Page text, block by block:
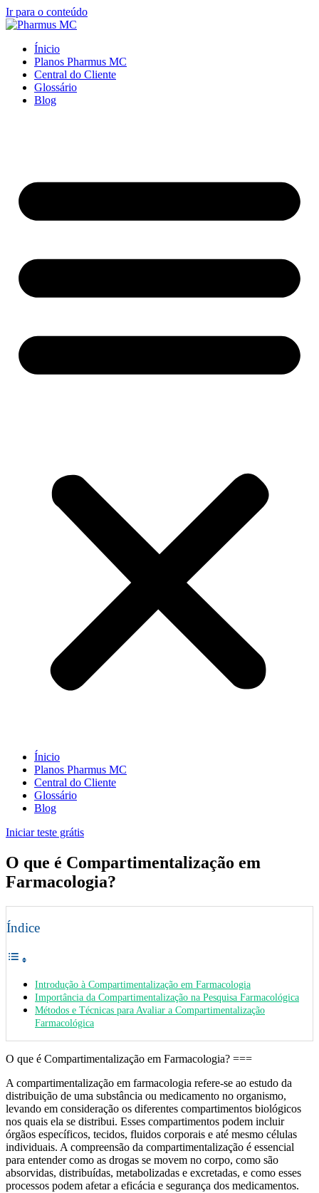
Ir para o conteúdo
Ínicio
Planos Pharmus MC
Central do Cliente
Glossário
Blog
Ínicio
Planos Pharmus MC
Central do Cliente
Glossário
Blog
Iniciar teste grátis
O que é Compartimentalização em
Farmacologia?
Índice
Introdução à Compartimentalização em Farmacologia
Importância da Compartimentalização na Pesquisa Farmacológica
Métodos e Técnicas para Avaliar a Compartimentalização
Farmacológica
O que é Compartimentalização em Farmacologia? ===
A compartimentalização em farmacologia refere-se ao estudo da
distribuição de uma substância ou medicamento no organismo,
levando em consideração os diferentes compartimentos biológicos
nos quais ela se distribui. Esses compartimentos podem incluir
órgãos específicos, tecidos, fluidos corporais e até mesmo células
individuais. A compreensão da compartimentalização é essencial
para entender como as drogas se movem no corpo, como são
absorvidas, distribuídas, metabolizadas e excretadas, e como esses
processos podem afetar a eficácia e segurança dos medicamentos.